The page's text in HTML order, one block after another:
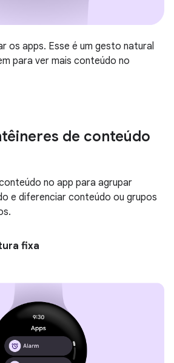
os apps. Esse é um gesto natural
para ver mais conteúdo no
de conteúdo
no app para agrupar
e diferenciar conteúdo ou grupos
fixa